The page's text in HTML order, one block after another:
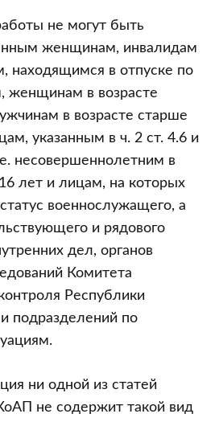
не могут быть
женщинам, инвалидам
находящимся в отпуске по
женщинам в возрасте
в возрасте старше
указанным в ч. 2 ст. 4.6 и
несовершеннолетним в
лет и лицам, на которых
военнослужащего, а
и рядового
дел, органов
Комитета
Республики
подразделений по
ни одной из статей
не содержит такой вид